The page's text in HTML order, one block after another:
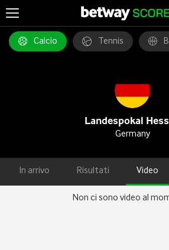
Calcio Tennis
Landespokal
Germany
In arrivo Risultati Video
Non ci sono video al